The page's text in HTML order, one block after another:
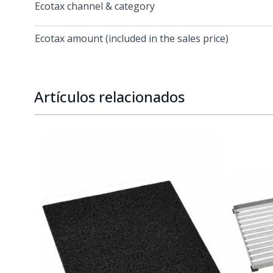
Ecotax channel & category
Ecotax amount (included in the sales price)
Artículos relacionados